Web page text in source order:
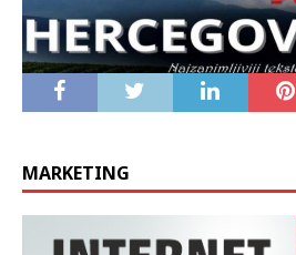
MARKETING